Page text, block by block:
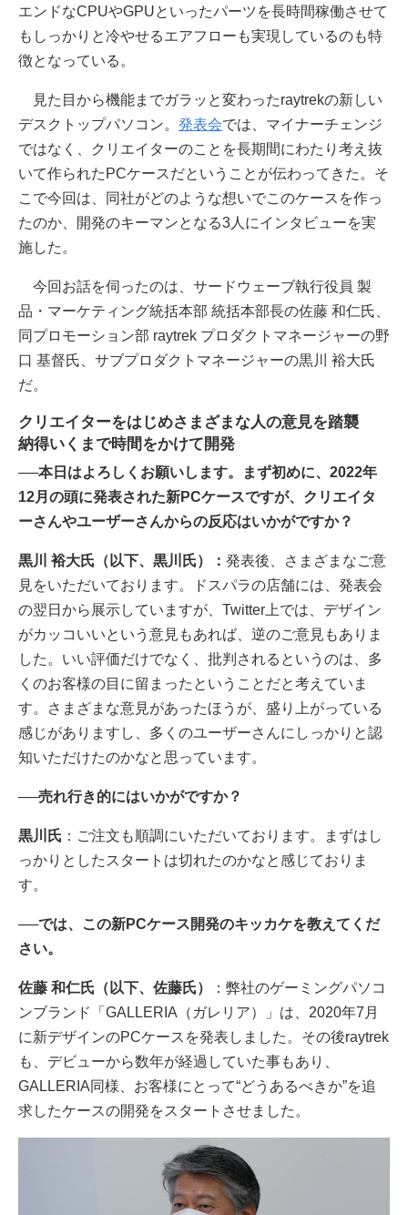
エンドなCPUやGPUといったパーツを長時間稼働させて
もしっかりと冷やせるエアフローも実現しているのも特
徴となっている。
見た目から機能までガラッと変わったraytrekの新しい
デスクトップパソコン。 発表会では、マイナーチェンジ
ではなく、クリエイターのことを長期間にわたり考え抜
いて作られたPCケースだということが伝わってきた。そ
こで今回は、同社がどのような想いでこのケースを作っ
たのか、開発のキーマンとなる3人にインタビューを実
施した。
今回お話を伺ったのは、サードウェーブ執行役員 製
品・マーケティング統括本部 統括本部長の佐藤 和仁氏、
同プロモーション部 raytrek プロダクトマネージャーの野
口 基督氏、サブプロダクトマネージャーの黒川 裕大氏
だ。
クリエイターをはじめさまざまな人の意見を踏襲
納得いくまで時間をかけて開発
──本日はよろしくお願いします。まず初めに、2022年
12月の頭に発表された新PCケースですが、クリエイタ
ーさんやユーザーさんからの反応はいかがですか？
黒川 裕大氏（以下、黒川氏）： 発表後、さまざまなご意
見をいただいております。ドスパラの店舗には、発表会
の翌日から展示していますが、Twitter上では、デザイン
がカッコいいという意見もあれば、逆のご意見もありま
した。いい評価だけでなく、批判されるというのは、多
くのお客様の目に留まったということだと考えていま
す。さまざまな意見があったほうが、盛り上がっている
感じがありますし、多くのユーザーさんにしっかりと認
知いただけたのかなと思っています。
──売れ行き的にはいかがですか？
黒川氏 ：ご注文も順調にいただいております。まずはし
っかりとしたスタートは切れたのかなと感じておりま
す。
──では、この新PCケース開発のキッカケを教えてくだ
さい。
佐藤 和仁氏（以下、佐藤氏）
：弊社のゲーミングパソコ
ンブランド「GALLERIA（ガレリア）」は、2020年7月
に新デザインのPCケースを発表しました。その後raytrek
も、デビューから数年が経過していた事もあり、
GALLERIA同様、お客様にとって“どうあるべきか”を追
求したケースの開発をスタートさせました。